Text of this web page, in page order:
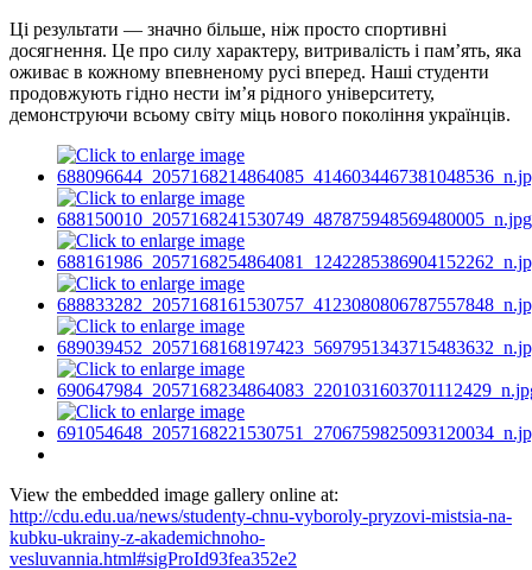
Ці результати — значно більше, ніж просто спортивні
досягнення. Це про силу характеру, витривалість і пам’ять, яка
оживає в кожному впевненому русі вперед. Наші студенти
продовжують гідно нести ім’я рідного університету,
демонструючи всьому світу міць нового покоління українців.
View the embedded image gallery online at:
http://cdu.edu.ua/news/studenty-chnu-vyboroly-pryzovi-mistsia-na-
kubku-ukrainy-z-akademichnoho-
vesluvannia.html#sigProId93fea352e2